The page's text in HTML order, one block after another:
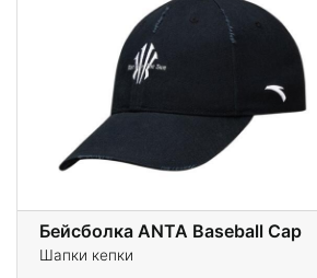
Бейсболка ANTA Baseball Cap
Шапки кепки